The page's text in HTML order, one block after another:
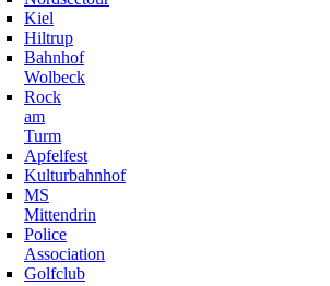
Kiel
Hiltrup
Bahnhof
Wolbeck
Rock
am
Turm
Apfelfest
Kulturbahnhof
MS
Mittendrin
Police
Association
Golfclub